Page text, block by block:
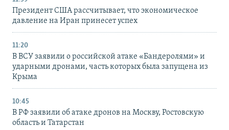
Президент США рассчитывает, что экономическое
давление на Иран принесет успех
11:20
В ВСУ заявили о российской атаке «Бандеролями» и
ударными дронами, часть которых была запущена из
Крыма
10:45
В РФ заявили об атаке дронов на Москву, Ростовскую
область и Татарстан